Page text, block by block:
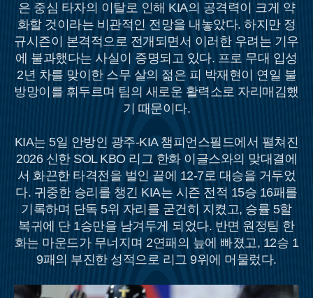
은 중심 타자의 이탈로 인해 KIA의 공격력이 크게 약
화할 것이라는 비관적인 전망을 내놓았다. 하지만 정
규시즌이 본격적으로 전개되면서 이러한 우려는 기우
에 불과했다는 사실이 증명되고 있다. 프로 무대 입성
2년 차를 맞이한 스무 살의 젊은 피 박재현이 연일 불
방망이를 휘두르며 팀의 새로운 활력소로 자리매김했
기 때문이다.
KIA는 5일 안방인 광주-KIA 챔피언스필드에서 펼쳐진
2026 신한 SOL KBO 리그 한화 이글스와의 맞대결에
서 화끈한 타격전을 벌인 끝에 12-7로 대승을 거두었
다. 귀중한 승리를 챙긴 KIA는 시즌 전적 15승 16패를
기록하며 단독 5위 자리를 굳건히 지켰고, 승률 5할
복귀에 단 1승만을 남겨두게 되었다. 반면 원정팀 한
화는 마운드가 무너지며 2연패의 늪에 빠졌고, 12승 1
9패의 부진한 성적으로 리그 9위에 머물렀다.